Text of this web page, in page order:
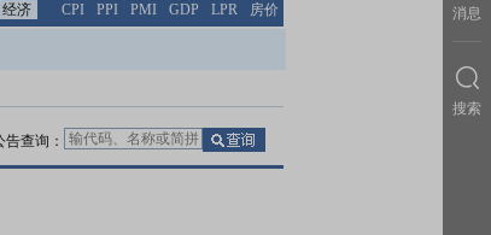
经济 CPI PPI PMI GDP LPR 房价
告查询：
消息
搜索